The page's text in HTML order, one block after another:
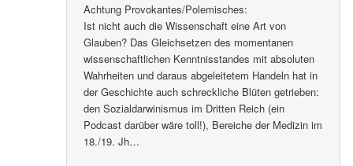
Achtung Provokantes/Polemisches:
Ist nicht auch die Wissenschaft eine Art von
Glauben? Das Gleichsetzen des momentanen
wissenschaftlichen Kenntnisstandes mit absoluten
Wahrheiten und daraus abgeleitetem Handeln hat in
der Geschichte auch schreckliche Blüten getrieben:
den Sozialdarwinismus im Dritten Reich (ein
Podcast darüber wäre toll!), Bereiche der Medizin im
18./19. Jh…